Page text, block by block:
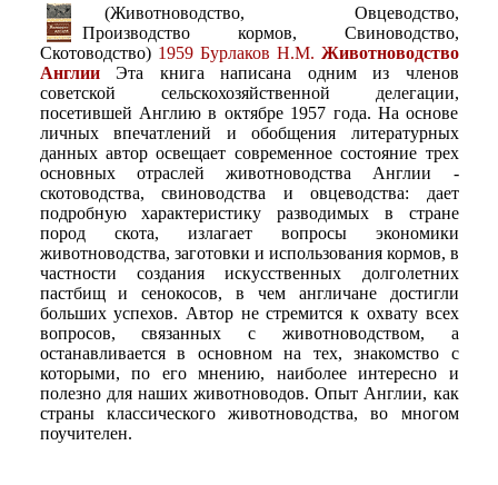
(Животноводство, Овцеводство,
Производство кормов, Свиноводство,
Скотоводство) 1959 Бурлаков Н.М. Животноводство
АнглииЭта книга написана одним из членов
советской сельскохозяйственной делегации,
посетившей Англию в октябре 1957 года. На основе
личных впечатлений и обобщения литературных
данных автор освещает современное состояние трех
основных отраслей животноводства Англии -
скотоводства, свиноводства и овцеводства: дает
подробную характеристику разводимых в стране
пород скота, излагает вопросы экономики
животноводства, заготовки и использования кормов, в
частности создания искусственных долголетних
пастбищ и сенокосов, в чем англичане достигли
больших успехов. Автор не стремится к охвату всех
вопросов, связанных с животноводством, а
останавливается в основном на тех, знакомство с
которыми, по его мнению, наиболее интересно и
полезно для наших животноводов. Опыт Англии, как
страны классического животноводства, во многом
поучителен.